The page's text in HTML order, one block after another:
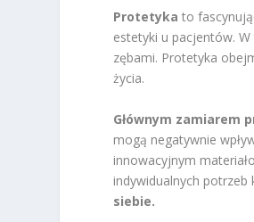
Protetyka to
estetyki u pacjentów.
zębami. Protetyka
życia.
Głównym zamiarem
mogą negatywnie
innowacyjnym
indywidualnych potrzeb
siebie.